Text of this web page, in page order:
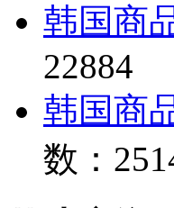
韩国商
22884
韩国商
数：